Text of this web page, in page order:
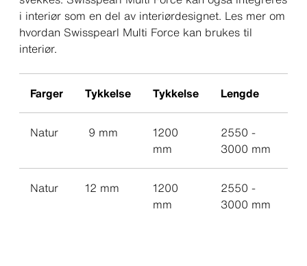
i interiør som en del av interiørdesignet. Les mer om
hvordan Swisspearl Multi Force kan brukes til
interiør.
Farger Tykkelse Tykkelse Lengde
Natur 9 mm
1200
mm
2550 -
3000 mm
Natur 12 mm
1200
mm
2550 -
3000 mm